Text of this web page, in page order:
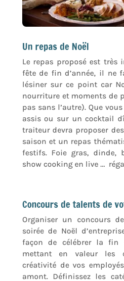
Un repas de Noël
Le repas proposé est très
fête de fin d’année, il ne
lésiner sur ce point car
nourriture et moments de
pas sans l’autre). Que
assis ou sur un cocktail
traiteur devra proposer
saison et un repas
festifs. Foie gras, dinde,
show cooking en live …
Concours de talents de
Organiser un concours
soirée de Noël
façon de célébrer la fin
mettant en valeur les
créativité de vos
amont. Définissez les